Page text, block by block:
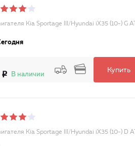
Kia Sportage III/Hyundai iX35 (10-) G AT
В наличии
Купить
Kia Sportage III/Hyundai iX35 (10-) D AT